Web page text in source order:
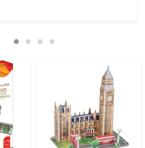
de indemanare si iti va oferi ore
zambet pe fata oricarui iubitor de
aceasta activitate intr-o adevarata
te de momente speciale alaturi de
Alege acest puzzle 3D Titanic iMK si
petrecut acasa intr-o experienta
memorabila!